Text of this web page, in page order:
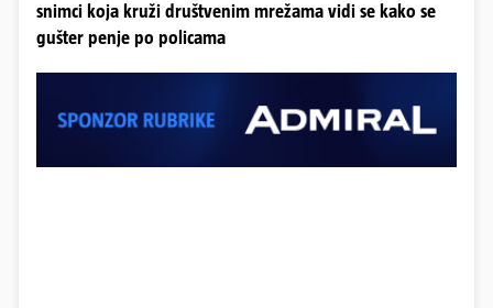
snimci koja kruži društvenim mrežama vidi se kako se
gušter penje po policama